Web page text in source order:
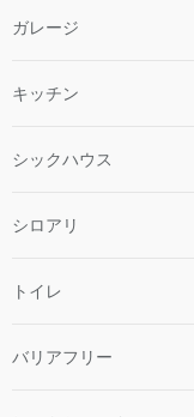
ガレージ
キッチン
シックハウス
シロアリ
トイレ
バリアフリー